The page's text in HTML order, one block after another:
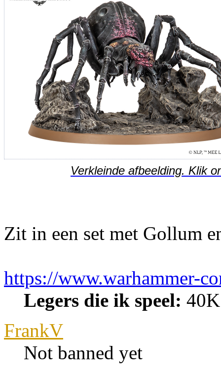
Verkleinde afbeelding. Klik
Zit in een set met Gollum
https://www.warhammer-
Legers die ik speel:
FrankV
Not banned yet